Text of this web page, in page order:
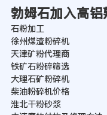
勃姆石加入高
石粉加工
徐州煤渣粉碎机
天津矿粉代理商
铁矿石粉碎筛选
大理石矿粉碎机
柴油粉碎机价格
淮北干粉砂浆